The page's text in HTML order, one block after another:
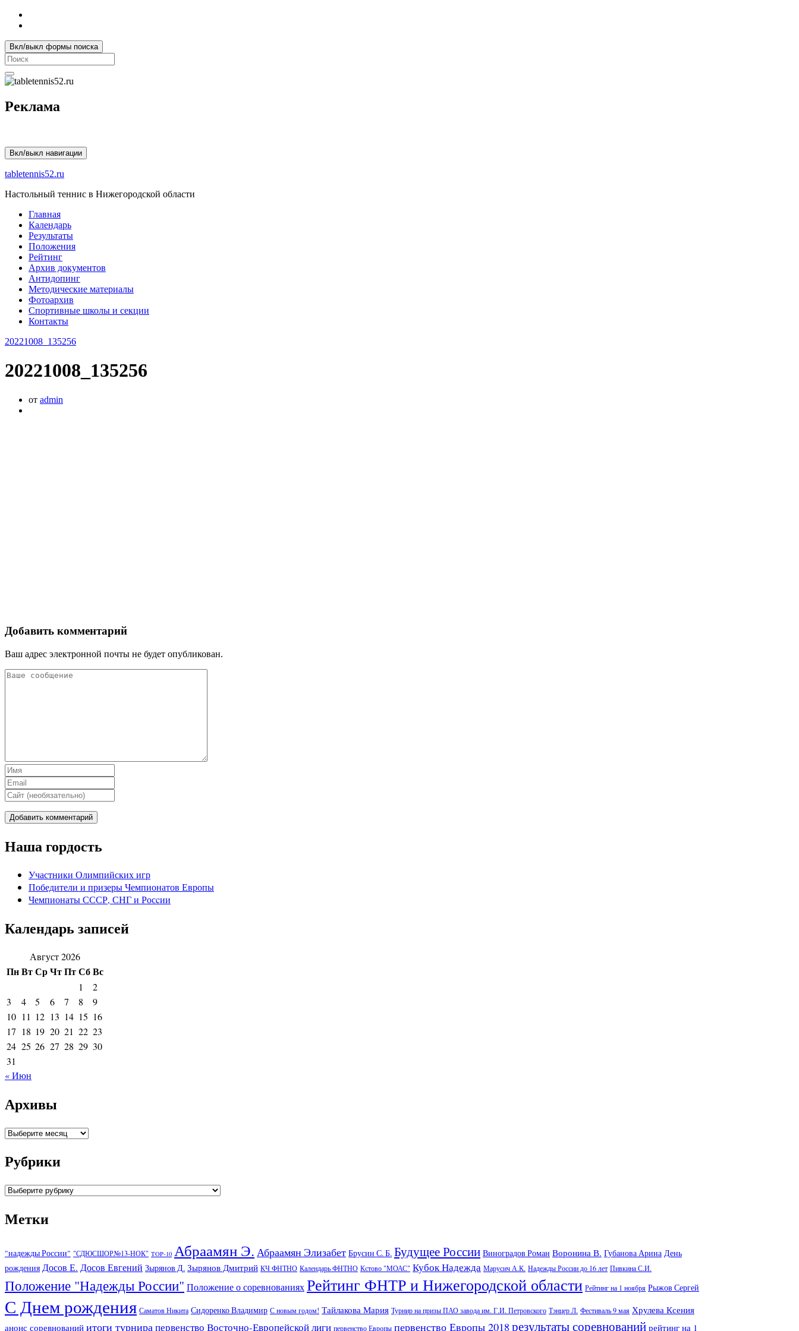
Вкл/выкл формы поиска
Search
for:
Реклама
Вкл/выкл навигации
tabletennis52.ru
Настольный теннис в Нижегородской области
Главная
Календарь
Результаты
Положения
Рейтинг
Архив документов
Антидопинг
Методические материалы
Фотоархив
Спортивные школы и секции
Контакты
20221008_135256
20221008_135256
от admin
Добавить комментарий
Ваш адрес электронной почты не будет опубликован.
Наша гордость
Участники Олимпийских игр
Победители и призеры Чемпионатов Европы
Чемпионаты СССР, СНГ и Росcии
Календарь записей
Август 2026
ПнВтСрЧтПтСбВс
1
2
3
4 5 6 7 8
9
10 11 12 13 14 15 16
17 18 19 20 21 22 23
24 25 26 27 28 29 30
31
« Июн
Архивы
Архивы
Рубрики
Рубрики
Метки
"надежды России" "СДЮСШОР№13-НОК" TOP-10 Абраамян Э. Абраамян Элизабет Брусин С. Б. Будущее России Виноградов Роман Воронина В. Губанова Арина День
рождения Досов Е. Досов Евгений Зырянов Д. Зырянов Дмитрий КЧ ФНТНО Календарь ФНТНО Кстово "МОАС" Кубок Надежда Марусич А.К. Надежды России до 16 лет Пивкина С.И.
Положение "Надежды России" Положение о соревнованияхРейтинг ФНТР и Нижегородской области Рейтинг на 1 ноября Рыжов Сергей
С Днем рождения Саматов Никита Сидоренко Владимир С новым годом! Тайлакова Мария Турнир на призы ПАО завода им. Г.И. Петровского Тэнцер Л. Фестиваль 9 мая Хрулева Ксения
анонс соревнований итоги турнирапервенство Восточно-Европейской лиги первенство Европы первенство Европы 2018 результаты соревнований рейтинг на 1